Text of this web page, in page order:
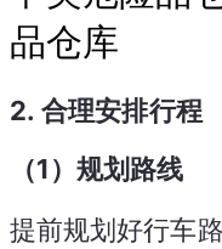
品仓库
2.合理安排行程
（1）规划路线
提前规划好行车